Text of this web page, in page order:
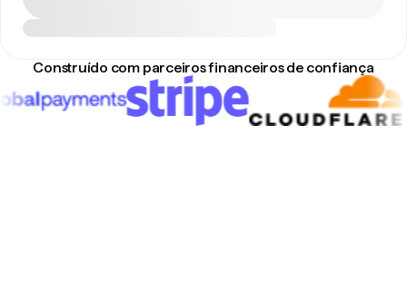
Construído com parceiros financeiros de confiança